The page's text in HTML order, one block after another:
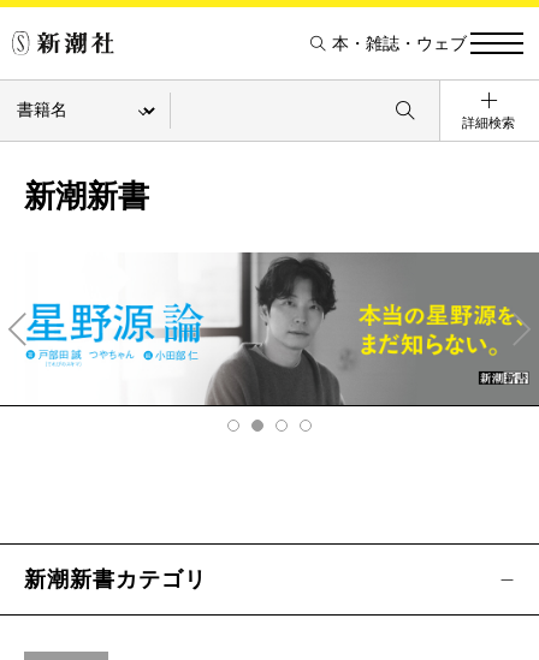
本・雑誌・ウェブ
詳細検索
新潮新書
v
Ne
xt
新潮新書カテゴリ